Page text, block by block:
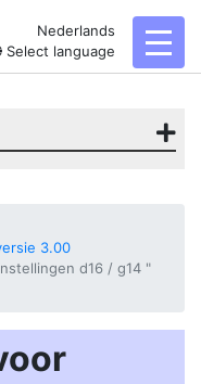
Nederlands
Select language
3.00
d16 / g14 "